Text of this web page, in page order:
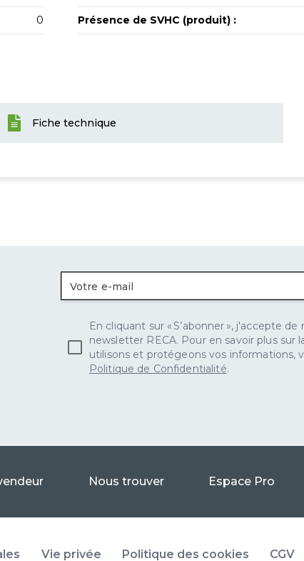
0 Présence de SVHC (produit) :
Fiche technique
En cliquant sur « S’abonner », j'accepte
newsletter RECA. Pour en savoir plus sur
utilisons et protégeons vos informations,
Politique de Confidentialité.
Nous trouver Espace Pro
Vie privée Politique des cookies CGV